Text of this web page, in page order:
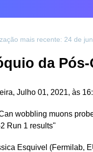
mais recente: 24 de
da
Julho 01, 2021, às
wobbling muons
Run 1 results"
Esquivel (Fermilab,